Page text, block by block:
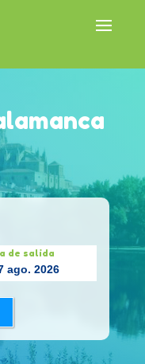
de salida
ago. 2026